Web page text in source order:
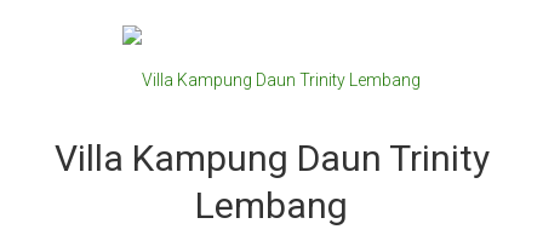
Villa Kampung Daun Trinity
Lembang